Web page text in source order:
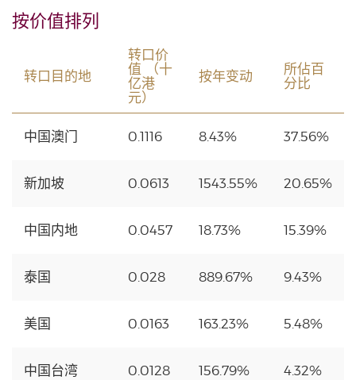
按价值排列
转口目的地
转口价
值 （十
亿港
元）
按年变动
所佔百
分比
中国澳门 0.1116 8.43% 37.56%
新加坡 0.0613 1543.55% 20.65%
中国内地 0.0457 18.73% 15.39%
泰国 0.028 889.67% 9.43%
美国 0.0163 163.23% 5.48%
中国台湾 0.0128 156.79% 4.32%